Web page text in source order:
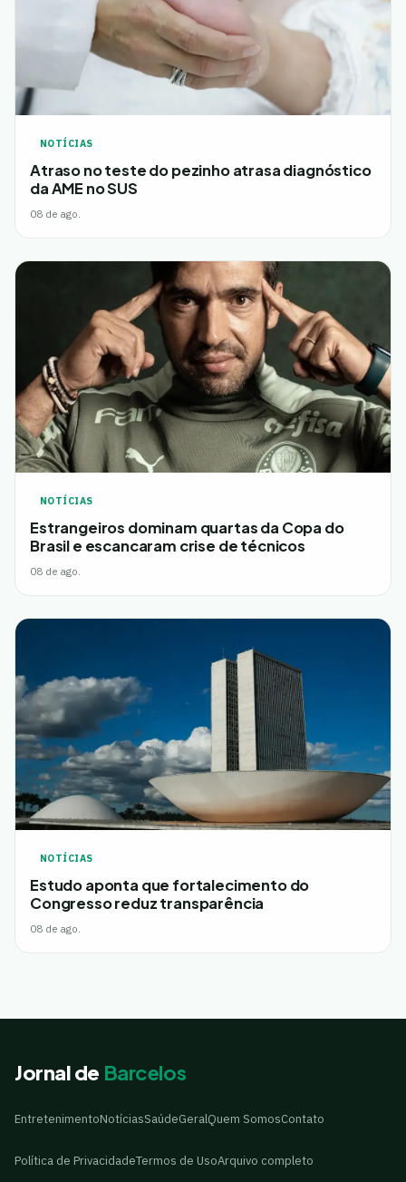
NOTÍCIAS
Atraso no teste do pezinho atrasa diagnóstico
da AME no SUS
08 de ago.
NOTÍCIAS
Estrangeiros dominam quartas da Copa do
Brasil e escancaram crise de técnicos
08 de ago.
NOTÍCIAS
Estudo aponta que fortalecimento do
Congresso reduz transparência
08 de ago.
Jornal de Barcelos
EntretenimentoNotíciasSaúdeGeralQuem SomosContato
Política de PrivacidadeTermos de UsoArquivo completo